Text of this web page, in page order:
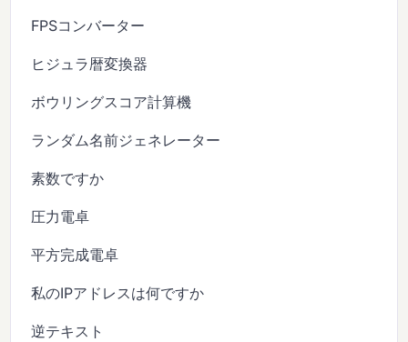
FPSコンバーター
ヒジュラ暦変換器
ボウリングスコア計算機
ランダム名前ジェネレーター
素数ですか
圧力電卓
平方完成電卓
私のIPアドレスは何ですか
逆テキスト